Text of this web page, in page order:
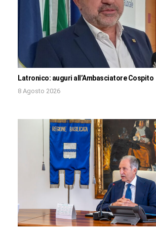
Latronico: auguri all’Ambasciatore Cospito
8 Agosto 2026